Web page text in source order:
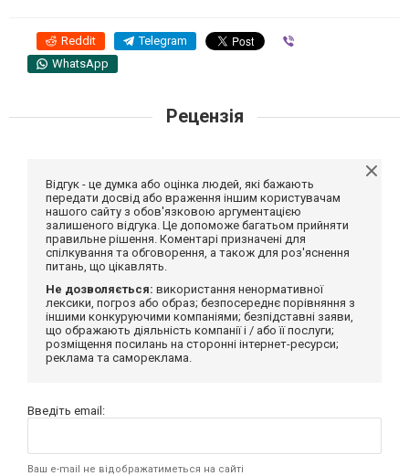
Reddit Telegram
WhatsApp
Рецензія
Відгук - це думка або оцінка людей, які бажають
передати досвід або враження іншим користувачам
нашого сайту з обов'язковою аргументацією
залишеного відгука. Це допоможе багатьом прийняти
правильне рішення. Коментарі призначені для
спілкування та обговорення, а також для роз'яснення
питань, що цікавлять.
Не дозволяється: використання ненормативної
лексики, погроз або образ; безпосереднє порівняння з
іншими конкуруючими компаніями; безпідставні заяви,
що ображають діяльність компанії і / або її послуги;
розміщення посилань на сторонні інтернет-ресурси;
реклама та самореклама.
Введіть email:
Ваш e-mail не відображатиметься на сайті